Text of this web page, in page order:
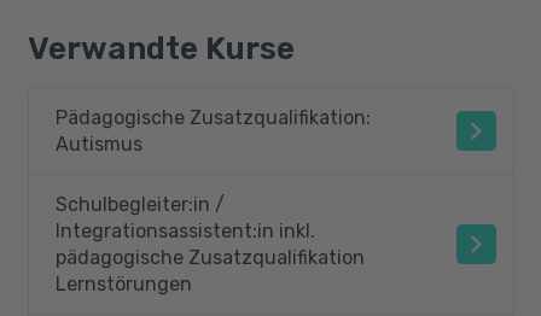
Verwandte Kurse
Pädagogische Zusatzqualifikation:
Autismus
Schulbegleiter:in /
Integrationsassistent:in inkl.
pädagogische Zusatzqualifikation
Lernstörungen